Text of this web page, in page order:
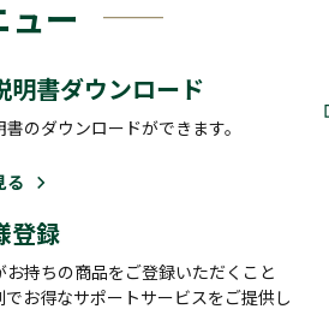
ー
明書ダウンロード
のダウンロードができます。
る
登録
お持ちの商品をご登録いただくこと
でお得なサポートサービスをご提供し